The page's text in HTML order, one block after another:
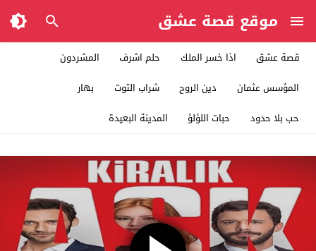
موقع قصة عشق
قصة عشق اذا خسر الملك حلم اشرف
المشردون
المؤسس عثمان
دين الروح شراب التوت
بهار
حب بلا حدود
حبات اللؤلؤ المدينة البعيدة